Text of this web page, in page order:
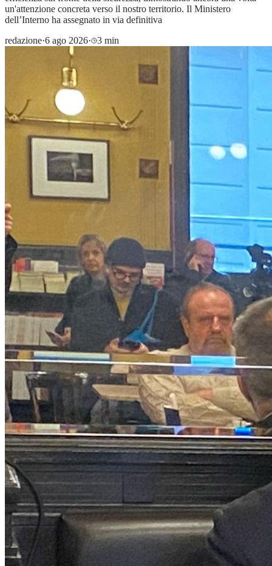
un'attenzione concreta verso il nostro territorio. Il Ministero
dell’Interno ha assegnato in via definitiva
redazione·6 ago 2026· 3 min